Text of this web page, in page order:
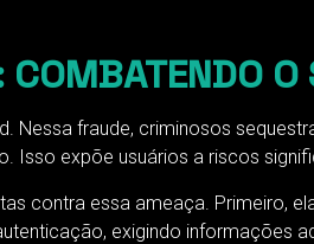
COMBATENDO
fraude, criminosos
Isso expõe usuários a riscos
contra essa ameaça. Primeiro,
exigindo informações